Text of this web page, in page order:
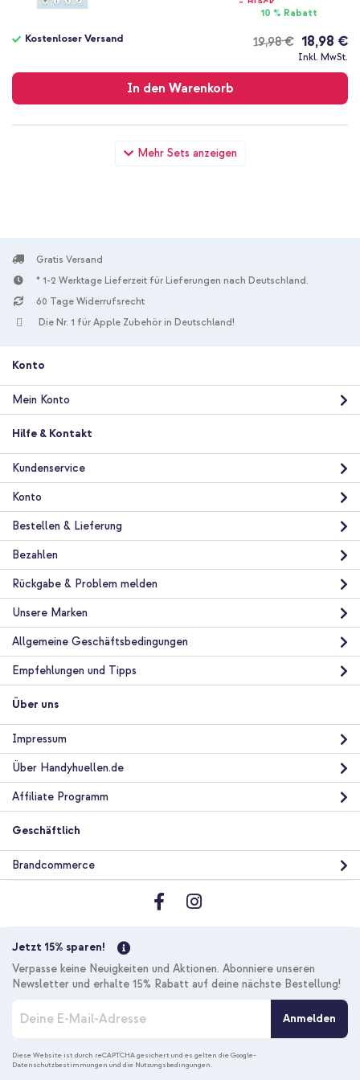
Du willst nie wieder befürchten müssen, dass dein Smartphone-
Display beschädigt werden könnte? Bestelle dann die Selencia
Displayschutzfolie Gehärtetes Glas!
Mehr Sets anzeigen
10 % Rabatt
19,98 €
Kostenloser Versand 18,98 €
Inkl. MwSt.
In den Warenkorb
Versand
Selencia Screen Protector aus gehärtetem Glas Motorola
Moto G8 Power + Boost↑Charge™ Braided USB-C-zu-USB-C
Kostenloser Versand
Versand
Gratis Versand
* 1-2 Werktage Lieferzeit für Lieferungen nach Deutschland.
60 Tage Widerrufsrecht
Die Nr. 1 für Apple Zubehör in Deutschland!
Konto
Mein Konto
Hilfe & Kontakt
Kundenservice
Konto
Bestellen & Lieferung
Bezahlen
Rückgabe & Problem melden
Unsere Marken
Allgemeine Geschäftsbedingungen
Empfehlungen und Tipps
Über uns
Impressum
Über Handyhuellen.de
Affiliate Programm
Geschäftlich
Brandcommerce
Jetzt 15% sparen!
Verpasse keine Neuigkeiten und Aktionen. Abonniere unseren
Newsletter und erhalte 15% Rabatt auf deine nächste Bestellung!
d
e
Anmelden
Diese Website ist durch reCAPTCHA gesichert und es gelten dieGoogle-
Datenschutzbestimmungen und die Nutzungsbedingungen.